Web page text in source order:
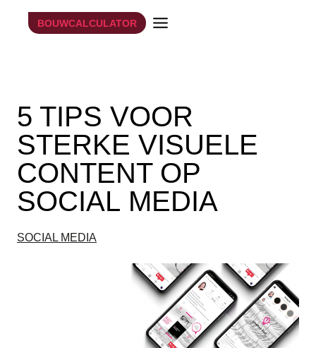
BOUWCALCULATOR
5 TIPS VOOR
STERKE VISUELE
CONTENT OP
SOCIAL MEDIA
SOCIAL MEDIA